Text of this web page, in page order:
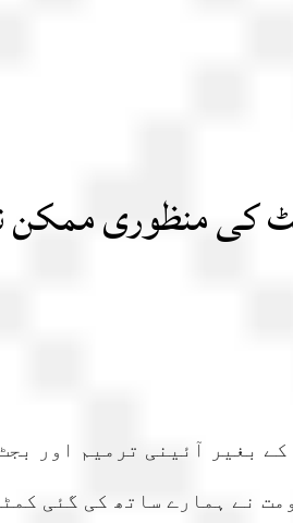
بجٹ کی منظوری
کے بغیر آئینی ترمیم اور
نے ہمارے ساتھ کی گئی